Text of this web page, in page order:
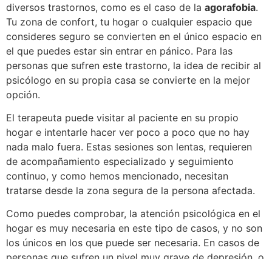
diversos trastornos, como es el caso de la agorafobia.
Tu zona de confort, tu hogar o cualquier espacio que
consideres seguro se convierten en el único espacio en
el que puedes estar sin entrar en pánico. Para las
personas que sufren este trastorno, la idea de recibir al
psicólogo en su propia casa se convierte en la mejor
opción.
El terapeuta puede visitar al paciente en su propio
hogar e intentarle hacer ver poco a poco que no hay
nada malo fuera. Estas sesiones son lentas, requieren
de acompañamiento especializado y seguimiento
continuo, y como hemos mencionado, necesitan
tratarse desde la zona segura de la persona afectada.
Como puedes comprobar, la atención psicológica en el
hogar es muy necesaria en este tipo de casos, y no son
los únicos en los que puede ser necesaria. En casos de